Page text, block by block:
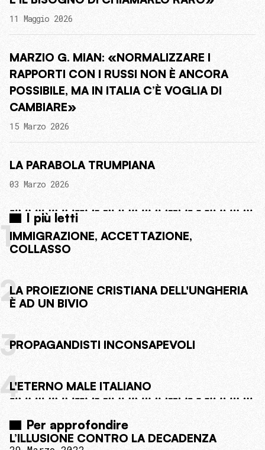
11 Maggio 2026
MARZIO G. MIAN: «NORMALIZZARE I
RAPPORTI CON I RUSSI NON È ANCORA
POSSIBILE, MA IN ITALIA C’È VOGLIA DI
CAMBIARE»
15 Marzo 2026
LA PARABOLA TRUMPIANA
03 Marzo 2026
I più letti
1IMMIGRAZIONE, ACCETTAZIONE,
COLLASSO
2LA PROIEZIONE CRISTIANA DELL'UNGHERIA
È AD UN BIVIO
3PROPAGANDISTI INCONSAPEVOLI
4L'ETERNO MALE ITALIANO
Per approfondire
L’ILLUSIONE CONTRO LA DECADENZA